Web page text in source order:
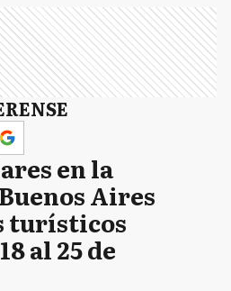
en la
Aires
turísticos
al 25 de